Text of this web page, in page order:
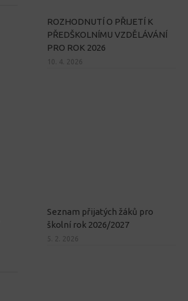
ROZHODNUTÍ O PŘIJETÍ K
PŘEDŠKOLNÍMU VZDĚLÁVÁNÍ
PRO ROK 2026
10. 4. 2026
Seznam přijatých žáků pro
školní rok 2026/2027
5. 2. 2026